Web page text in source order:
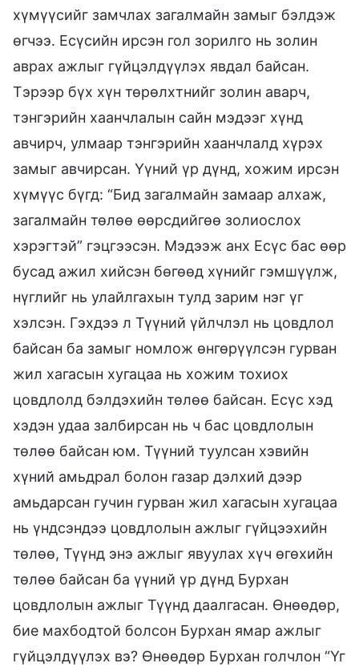
хүмүүсийг замчлах загалмайн замыг бэлдэж
өгчээ. Есүсийн ирсэн гол зорилго нь золин
аврах ажлыг гүйцэлдүүлэх явдал байсан.
Тэрээр бүх хүн төрөлхтнийг золин аварч,
тэнгэрийн хаанчлалын сайн мэдээг хүнд
авчирч, улмаар тэнгэрийн хаанчлалд хүрэх
замыг авчирсан. Үүний үр дүнд, хожим ирсэн
хүмүүс бүгд: “Бид загалмайн замаар алхаж,
загалмайн төлөө өөрсдийгөө золиослох
хэрэгтэй” гэцгээсэн. Мэдээж анх Есүс бас өөр
бусад ажил хийсэн бөгөөд хүнийг гэмшүүлж,
нүглийг нь улайлгахын тулд зарим нэг үг
хэлсэн. Гэхдээ л Түүний үйлчлэл нь цовдлол
байсан ба замыг номлож өнгөрүүлсэн гурван
жил хагасын хугацаа нь хожим тохиох
цовдлолд бэлдэхийн төлөө байсан. Есүс хэд
хэдэн удаа залбирсан нь ч бас цовдлолын
төлөө байсан юм. Түүний туулсан хэвийн
хүний амьдрал болон газар дэлхий дээр
амьдарсан гучин гурван жил хагасын хугацаа
нь үндсэндээ цовдлолын ажлыг гүйцээхийн
төлөө, Түүнд энэ ажлыг явуулах хүч өгөхийн
төлөө байсан ба үүний үр дүнд Бурхан
цовдлолын ажлыг Түүнд даалгасан. Өнөөдөр,
бие махбодтой болсон Бурхан ямар ажлыг
гүйцэлдүүлэх вэ? Өнөөдөр Бурхан голчлон “Үг